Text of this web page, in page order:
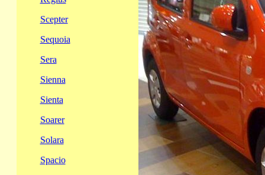
Scepter
Sequoia
Sera
Sienna
Sienta
Soarer
Solara
Spacio